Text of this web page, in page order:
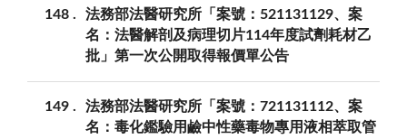
148
法務部法醫研究所「案號：521131129、案
名：法醫解剖及病理切片114年度試劑耗材乙
批」第一次公開取得報價單公告
149
法務部法醫研究所「案號：721131112、案
名：毒化鑑驗用鹼中性藥毒物專用液相萃取管